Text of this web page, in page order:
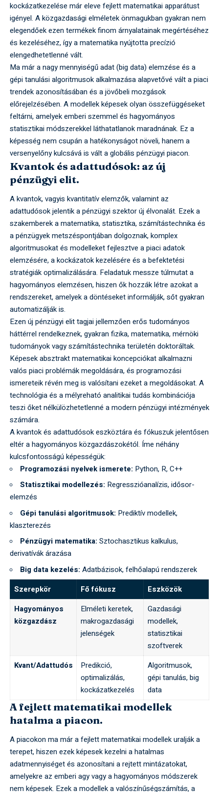
kockázatkezelése már eleve fejlett matematikai apparátust
igényel. A közgazdasági elméletek önmagukban gyakran nem
elegendőek ezen termékek finom árnyalatainak megértéséhez
és kezeléséhez, így a matematika nyújtotta precízió
elengedhetetlenné vált.
Ma már a nagy mennyiségű adat (big data) elemzése és a
gépi tanulási algoritmusok alkalmazása alapvetővé vált a piaci
trendek azonosításában és a jövőbeli mozgások
előrejelzésében. A modellek képesek olyan összefüggéseket
feltárni, amelyek emberi szemmel és hagyományos
statisztikai módszerekkel láthatatlanok maradnának. Ez a
képesség nem csupán a hatékonyságot növeli, hanem a
versenyelőny kulcsává is vált a globális pénzügyi piacon.
Kvantok és adattudósok: az új
pénzügyi elit.
A kvantok, vagyis kvantitatív elemzők, valamint az
adattudósok jelentik a pénzügyi szektor új élvonalát. Ezek a
szakemberek a matematika, statisztika, számítástechnika és
a pénzügyek metszéspontjában dolgoznak, komplex
algoritmusokat és modelleket fejlesztve a piaci adatok
elemzésére, a kockázatok kezelésére és a befektetési
stratégiák optimalizálására. Feladatuk messze túlmutat a
hagyományos elemzésen, hiszen ők hozzák létre azokat a
rendszereket, amelyek a döntéseket informálják, sőt gyakran
automatizálják is.
Ezen új pénzügyi elit tagjai jellemzően erős tudományos
háttérrel rendelkeznek, gyakran fizika, matematika, mérnöki
tudományok vagy számítástechnika területén doktoráltak.
Képesek absztrakt matematikai koncepciókat alkalmazni
valós piaci problémák megoldására, és programozási
ismereteik révén meg is valósítani ezeket a megoldásokat. A
technológia és a mélyreható analitikai tudás kombinációja
teszi őket nélkülözhetetlenné a modern pénzügyi intézmények
számára.
A kvantok és adattudósok eszköztára és fókuszuk jelentősen
eltér a hagyományos közgazdászokétól. Íme néhány
kulcsfontosságú képességük:
Programozási nyelvek ismerete: Python, R, C++
Statisztikai modellezés: Regresszióanalízis, idősor-
elemzés
Gépi tanulási algoritmusok: Prediktív modellek,
klaszterezés
Pénzügyi matematika: Sztochasztikus kalkulus,
derivatívák árazása
Big data kezelés: Adatbázisok, felhőalapú rendszerek
Szerepkör
Fő fókusz
Eszközök
Hagyományos
közgazdász
Elméleti keretek,
makrogazdasági
jelenségek
Gazdasági
modellek,
statisztikai
szoftverek
Kvant/Adattudós
Predikció,
optimalizálás,
kockázatkezelés
Algoritmusok,
gépi tanulás, big
data
A fejlett matematikai modellek
hatalma a piacon.
A piacokon ma már a fejlett matematikai modellek uralják a
terepet, hiszen ezek képesek kezelni a hatalmas
adatmennyiséget és azonosítani a rejtett mintázatokat,
amelyekre az emberi agy vagy a hagyományos módszerek
nem képesek. Ezek a modellek a valószínűségszámítás, a